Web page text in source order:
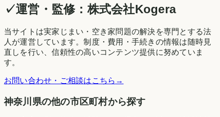
✓運営・監修：株式会社Kogera
当サイトは実家じまい・空き家問題の解決を専門とする法
人が運営しています。制度・費用・手続きの情報は随時見
直しを行い、信頼性の高いコンテンツ提供に努めていま
す。
お問い合わせ・ご相談はこちら →
神奈川県の他の市区町村から探す